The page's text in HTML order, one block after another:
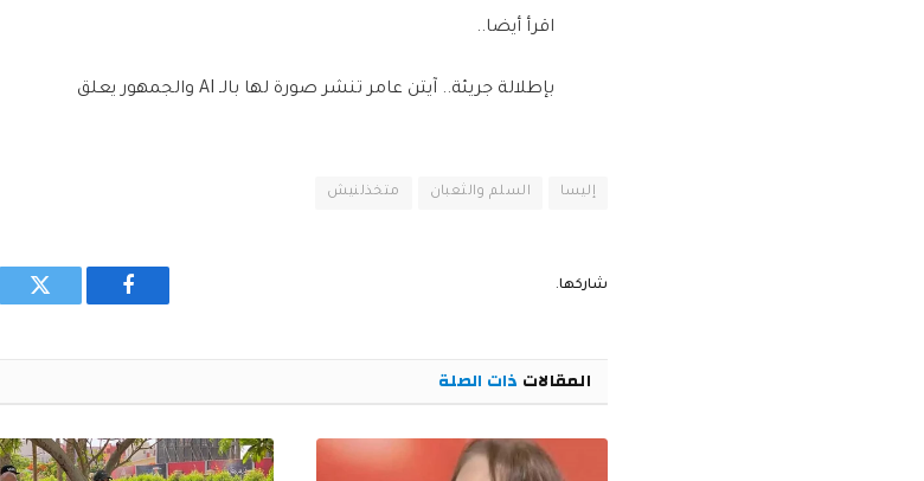
اقرأ أيضا..
بإطلالة جريئة.. آيتن عامر تنشر صورة لها بالـ AI والجمهور يعلق
إليسا السلم والثعبان متخذلنيش
شاركها.
فيسبوك تويتر
المقالات ذات الصلة